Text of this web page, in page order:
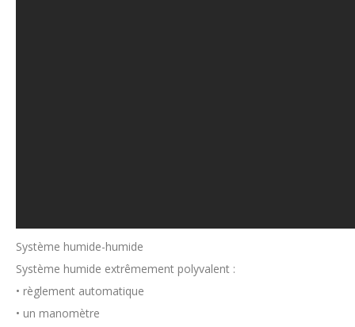
Système humide-humide
Système humide extrêmement polyvalent :
• règlement automatique
• un manomètre